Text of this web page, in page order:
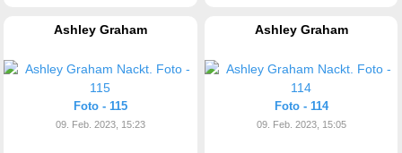
Ashley Graham
Foto - 115
09. Feb. 2023, 15:23
Ashley Graham
Foto - 114
09. Feb. 2023, 15:05